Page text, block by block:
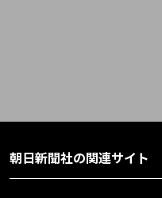
朝日新聞社の関連サイト